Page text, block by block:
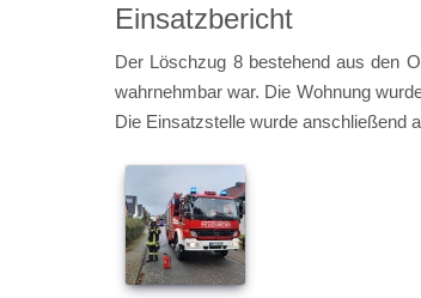
Einsatzbericht
Der Löschzug 8 bestehend aus den
wahrnehmbar war. Die Wohnung
Die Einsatzstelle wurde anschließend